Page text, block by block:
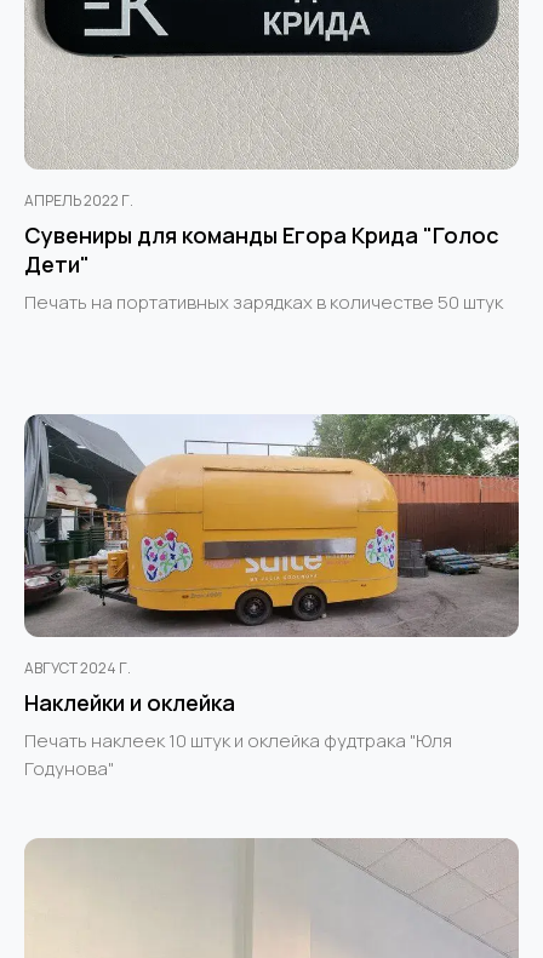
АПРЕЛЬ 2022 Г.
Сувениры для команды Егора Крида "Голос
Дети"
Печать на портативных зарядках в количестве 50 штук
АВГУСТ 2024 Г.
Наклейки и оклейка
Печать наклеек 10 штук и оклейка фудтрака "Юля
Годунова"